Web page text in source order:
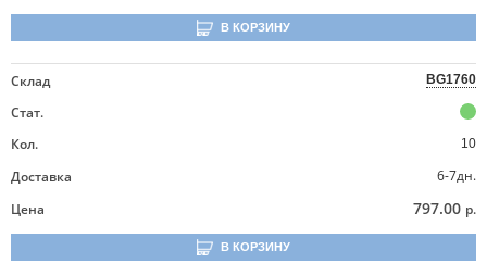
В КОРЗИНУ
Склад BG1760
Стат.
Кол.
10
Доставка
6-7дн.
Цена
797.00 р.
В КОРЗИНУ